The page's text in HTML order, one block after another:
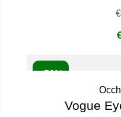
€
- 50%
Vogue